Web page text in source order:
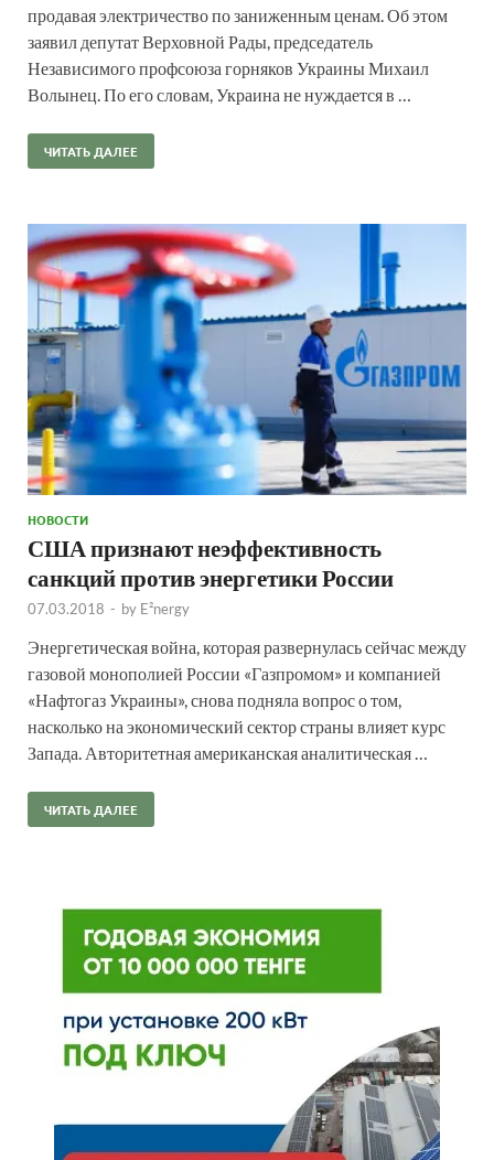
продавая электричество по заниженным ценам. Об этом
заявил депутат Верховной Рады, председатель
Независимого профсоюза горняков Украины Михаил
Волынец. По его словам, Украина не нуждается в …
ЧИТАТЬ ДАЛЕЕ
НОВОСТИ
США признают неэффективность
санкций против энергетики России
07.03.2018 - by E²nergy
Энергетическая война, которая развернулась сейчас между
газовой монополией России «Газпромом» и компанией
«Нафтогаз Украины», снова подняла вопрос о том,
насколько на экономический сектор страны влияет курс
Запада. Авторитетная американская аналитическая …
ЧИТАТЬ ДАЛЕЕ